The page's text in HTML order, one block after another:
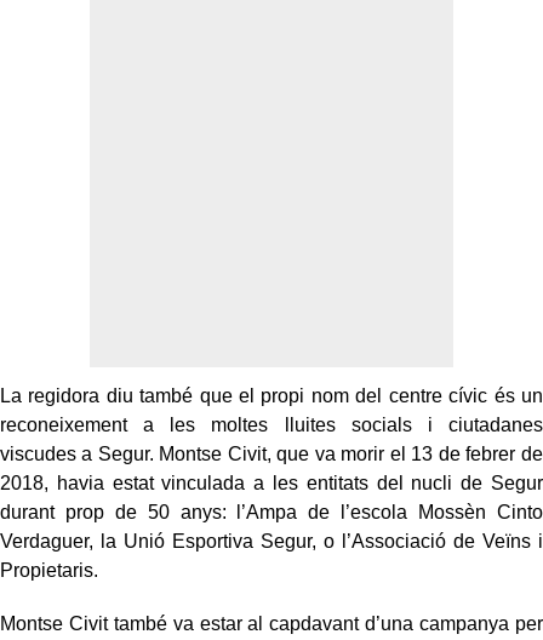
La regidora diu també que el propi nom del centre cívic és un
reconeixement a les moltes lluites socials i ciutadanes
viscudes a Segur. Montse Civit, que va morir el 13 de febrer de
2018, havia estat vinculada a les entitats del nucli de Segur
durant prop de 50 anys: l’Ampa de l’escola Mossèn Cinto
Verdaguer, la Unió Esportiva Segur, o l’Associació de Veïns i
Propietaris.
Montse Civit també va estar al capdavant d’una campanya per